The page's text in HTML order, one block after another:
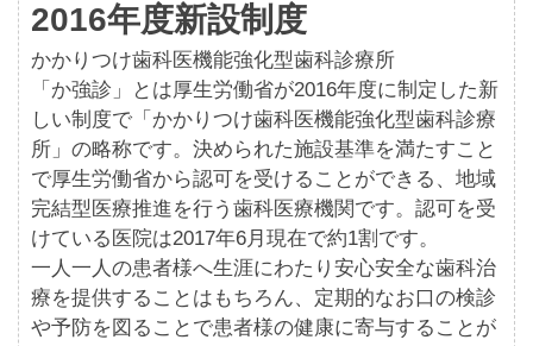
2016年度新設制度
かかりつけ歯科医機能強化型歯科診療所
「か強診」とは厚生労働省が2016年度に制定した新
しい制度で「かかりつけ歯科医機能強化型歯科診療
所」の略称です。決められた施設基準を満たすこと
で厚生労働省から認可を受けることができる、地域
完結型医療推進を行う歯科医療機関です。認可を受
けている医院は2017年6月現在で約1割です。
一人一人の患者様へ生涯にわたり安心安全な歯科治
療を提供することはもちろん、定期的なお口の検診
や予防を図ることで患者様の健康に寄与することが